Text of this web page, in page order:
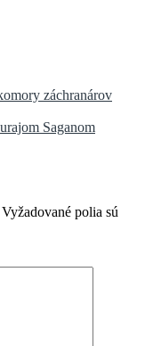
záchranárov
Saganom
Vyžadované polia sú